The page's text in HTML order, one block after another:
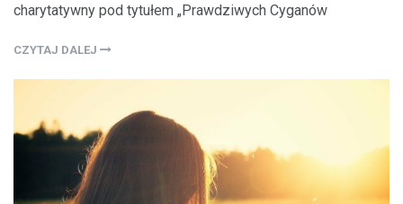
charytatywny pod tytułem „Prawdziwych Cyganów
CZYTAJ DALEJ